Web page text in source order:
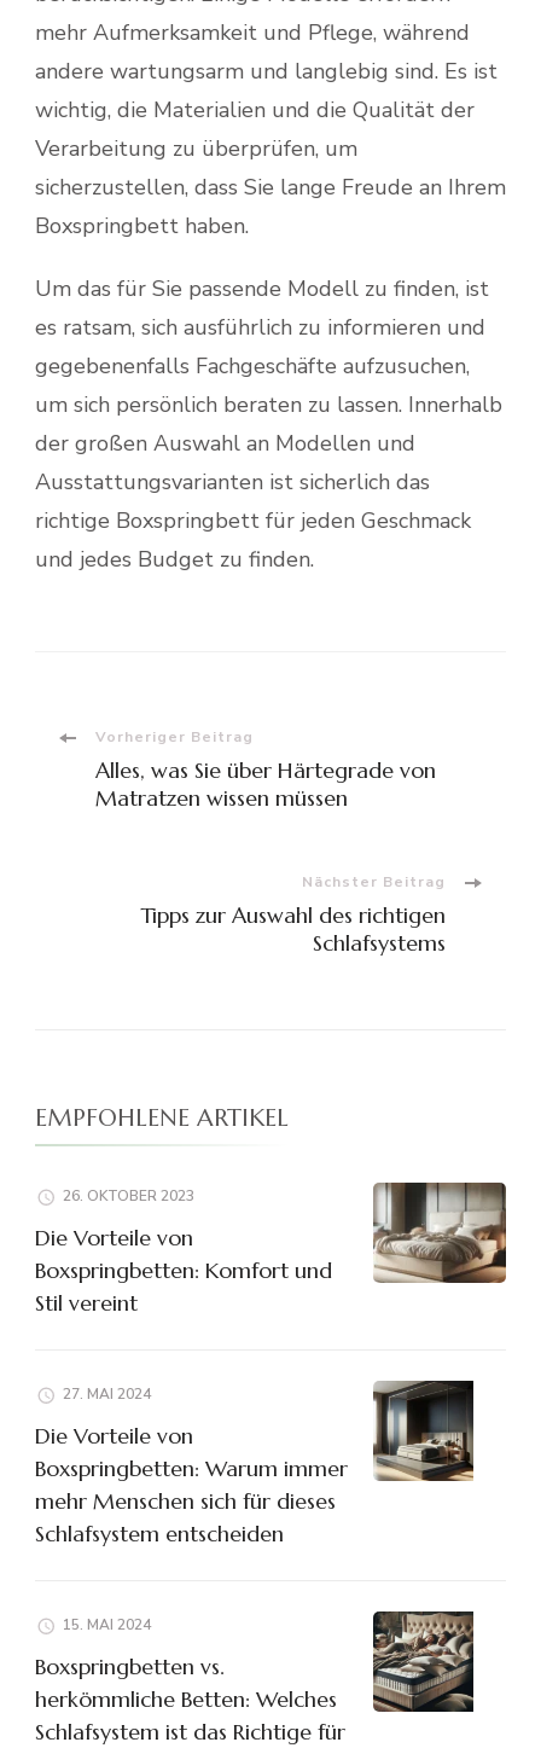
mehr Aufmerksamkeit und Pflege, während
andere wartungsarm und langlebig sind. Es ist
wichtig, die Materialien und die Qualität der
Verarbeitung zu überprüfen, um
sicherzustellen, dass Sie lange Freude an Ihrem
Boxspringbett haben.
Um das für Sie passende Modell zu finden, ist
es ratsam, sich ausführlich zu informieren und
gegebenenfalls Fachgeschäfte aufzusuchen,
um sich persönlich beraten zu lassen. Innerhalb
der großen Auswahl an Modellen und
Ausstattungsvarianten ist sicherlich das
richtige Boxspringbett für jeden Geschmack
und jedes Budget zu finden.
Beitragsnavigation
Vorheriger Beitrag
Alles, was Sie über Härtegrade von
Matratzen wissen müssen
Nächster Beitrag
Tipps zur Auswahl des richtigen
Schlafsystems
EMPFOHLENE ARTIKEL
26. OKTOBER 2023
Die Vorteile von
Boxspringbetten: Komfort und
Stil vereint
27. MAI 2024
Die Vorteile von
Boxspringbetten: Warum immer
mehr Menschen sich für dieses
Schlafsystem entscheiden
15. MAI 2024
Boxspringbetten vs.
herkömmliche Betten: Welches
Schlafsystem ist das Richtige für